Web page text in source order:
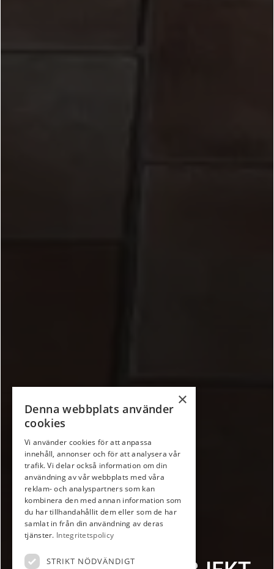
CHARMIGT
×
Denna webbplats använder
cookies
Vi använder cookies för att anpassa
innehåll, annonser och för att analysera vår
trafik. Vi delar också information om din
användning av vår webbplats med våra
reklam- och analyspartners som kan
kombinera den med annan information som
du har tillhandahållit dem eller som de har
samlat in från din användning av deras
tjänster. Integritetspolicy
STRIKT NÖDVÄNDIGT